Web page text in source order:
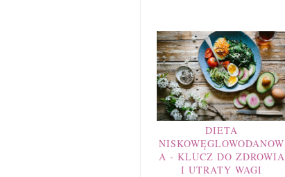
DIETA
NISKOWĘGLOWODANOW
A - KLUCZ DO ZDROWIA
I UTRATY WAGI